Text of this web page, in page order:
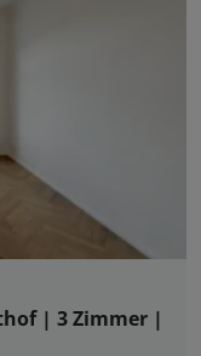
| 3 Zimmer |